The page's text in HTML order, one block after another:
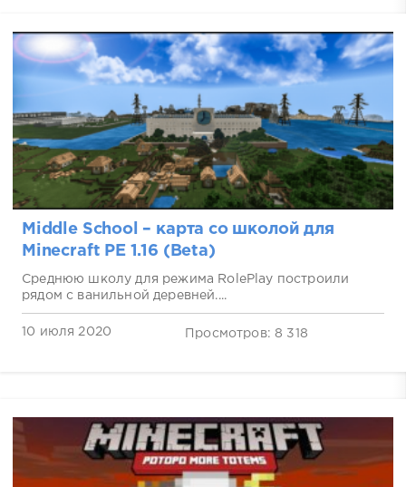
Middle School – карта со школой для
Minecraft PE 1.16 (Beta)
Среднюю школу для режима RolePlay построили
рядом с ванильной деревней....
10 июля 2020 Просмотров: 8 318